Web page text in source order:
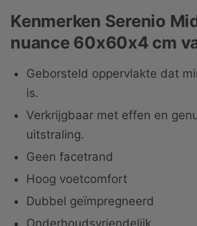
Kenmerken Serenio
nuance 60x60x4 cm
Geborsteld oppervlakte dat
is.
Verkrijgbaar met effen en
uitstraling.
Geen facetrand
Hoog voetcomfort
Dubbel geïmpregneerd
Onderhoudsvriendelijk